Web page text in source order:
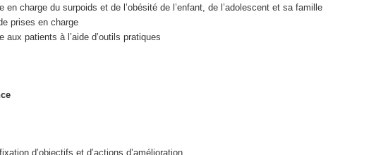
charge du surpoids et de l’obésité de l’enfant, de l’adolescent et sa famille
prises en charge
aux patients à l’aide d’outils pratiques
d’objectifs et d’actions d’amélioration.